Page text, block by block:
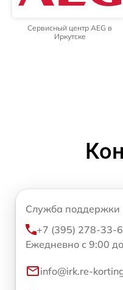
Сервисный центр AEG в
Иркутске
Служба поддержки
+7 (395) 278-33-
Ежедневно с 9:00
info@irk.re-